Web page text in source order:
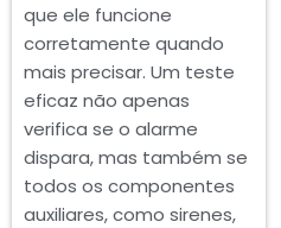
que ele funcione
corretamente quando
mais precisar. Um teste
eficaz não apenas
verifica se o alarme
dispara, mas também se
todos os componentes
auxiliares, como sirenes,